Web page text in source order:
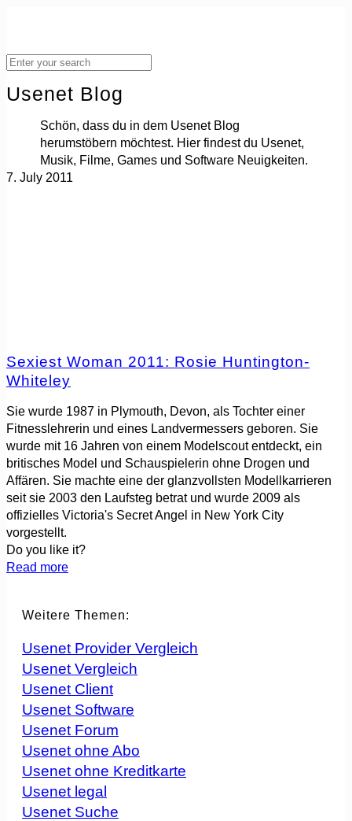
Usenet Blog
Schön, dass du in dem Usenet Blog
herumstöbern möchtest. Hier findest du Usenet,
Musik, Filme, Games und Software Neuigkeiten.
7. July 2011
Sexiest Woman 2011: Rosie Huntington-
Whiteley
Sie wurde 1987 in Plymouth, Devon, als Tochter einer
Fitnesslehrerin und eines Landvermessers geboren. Sie
wurde mit 16 Jahren von einem Modelscout entdeckt, ein
britisches Model und Schauspielerin ohne Drogen und
Affären. Sie machte eine der glanzvollsten Modellkarrieren
seit sie 2003 den Laufsteg betrat und wurde 2009 als
offizielles Victoria's Secret Angel in New York City
vorgestellt.
Do you like it?
Read more
Weitere Themen:
Usenet Provider Vergleich
Usenet Vergleich
Usenet Client
Usenet Software
Usenet Forum
Usenet ohne Abo
Usenet ohne Kreditkarte
Usenet legal
Usenet Suche